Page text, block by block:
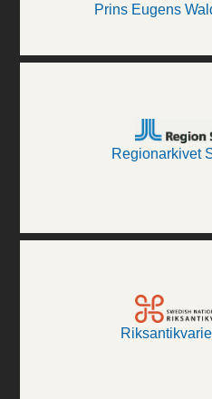
Prins Eugens
Regionarkivet